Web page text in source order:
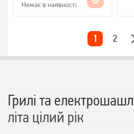
Немає в наявності
1 2
Грилі та
літа цілий рік